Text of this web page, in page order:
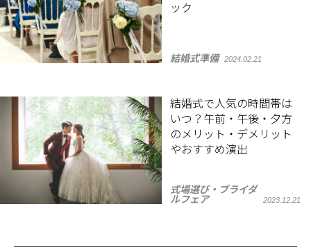
ック
結婚式準備 2024.02.21
結婚式で人気の時間帯は
いつ？午前・午後・夕方
のメリット・デメリット
やおすすめ演出
式場選び・ブライダ
ルフェア
2023.12.21